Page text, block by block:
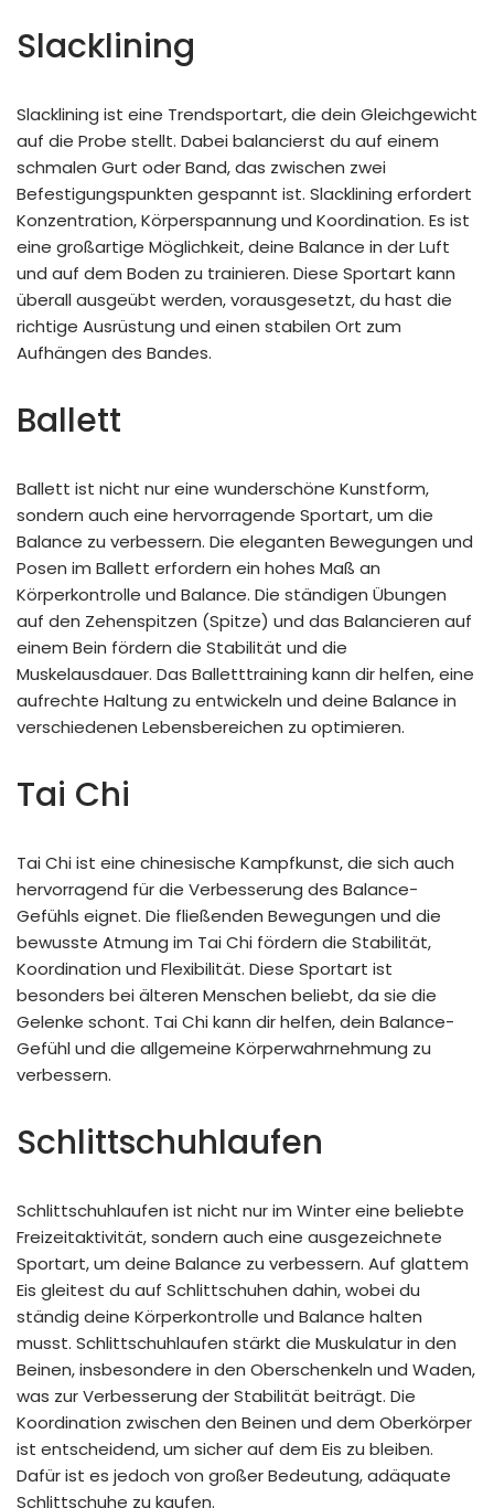
Slacklining
Slacklining ist eine Trendsportart, die dein Gleichgewicht
auf die Probe stellt. Dabei balancierst du auf einem
schmalen Gurt oder Band, das zwischen zwei
Befestigungspunkten gespannt ist. Slacklining erfordert
Konzentration, Körperspannung und Koordination. Es ist
eine großartige Möglichkeit, deine Balance in der Luft
und auf dem Boden zu trainieren. Diese Sportart kann
überall ausgeübt werden, vorausgesetzt, du hast die
richtige Ausrüstung und einen stabilen Ort zum
Aufhängen des Bandes.
Ballett
Ballett ist nicht nur eine wunderschöne Kunstform,
sondern auch eine hervorragende Sportart, um die
Balance zu verbessern. Die eleganten Bewegungen und
Posen im Ballett erfordern ein hohes Maß an
Körperkontrolle und Balance. Die ständigen Übungen
auf den Zehenspitzen (Spitze) und das Balancieren auf
einem Bein fördern die Stabilität und die
Muskelausdauer. Das Balletttraining kann dir helfen, eine
aufrechte Haltung zu entwickeln und deine Balance in
verschiedenen Lebensbereichen zu optimieren.
Tai Chi
Tai Chi ist eine chinesische Kampfkunst, die sich auch
hervorragend für die Verbesserung des Balance-
Gefühls eignet. Die fließenden Bewegungen und die
bewusste Atmung im Tai Chi fördern die Stabilität,
Koordination und Flexibilität. Diese Sportart ist
besonders bei älteren Menschen beliebt, da sie die
Gelenke schont. Tai Chi kann dir helfen, dein Balance-
Gefühl und die allgemeine Körperwahrnehmung zu
verbessern.
Schlittschuhlaufen
Schlittschuhlaufen ist nicht nur im Winter eine beliebte
Freizeitaktivität, sondern auch eine ausgezeichnete
Sportart, um deine Balance zu verbessern. Auf glattem
Eis gleitest du auf Schlittschuhen dahin, wobei du
ständig deine Körperkontrolle und Balance halten
musst. Schlittschuhlaufen stärkt die Muskulatur in den
Beinen, insbesondere in den Oberschenkeln und Waden,
was zur Verbesserung der Stabilität beiträgt. Die
Koordination zwischen den Beinen und dem Oberkörper
ist entscheidend, um sicher auf dem Eis zu bleiben.
Dafür ist es jedoch von großer Bedeutung, adäquate
Schlittschuhe zu kaufen.